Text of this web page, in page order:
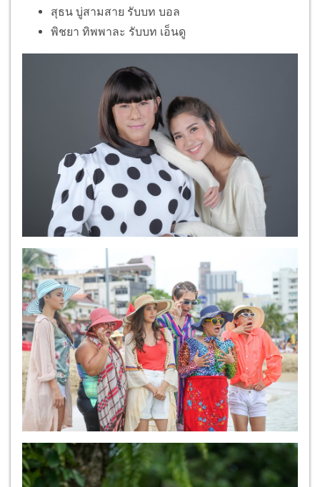
สุธน บู่สามสาย รับบท บอล
พิชยา ทิพพาละ รับบท เอ็นดู